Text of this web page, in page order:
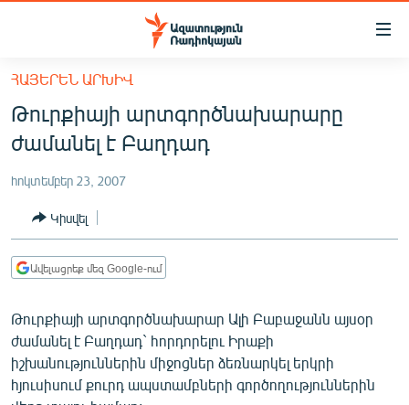
Մատչելիության
հիմնական
բովանդակությանը
Անցնել
հիմնական
մենյուին
ՀԱՅԱՍՏԱՆ
ՔԱՂԱՔԱԿԱՆ
ԸՆՏՐՈՒԹՅՈՒՆՆԵՐ 2026
ԻՐԱՎՈՒՆՔ
ՀԱՍԱՐԱԿՈՒԹՅՈՒՆ
ՂԱՐԱԲԱՂ
ՊԱՏԵՐԱԶՄԻ 6 ՇԱԲԱԹՆԵՐԸ
ՏԱՐԱԾԱՇՐՋԱՆ
ՀԱՅԵՐԵՆ ԱՐԽԻՎ
Թուրքիայի արտգործնախարարը
ժամանել է Բաղդադ
հոկտեմբեր 23, 2007
Կիսվել
Ավելացրեք մեզ Google-ում
Թուրքիայի արտգործնախարար Ալի Բաբաջանն այսօր
ժամանել է Բաղդադ` հորդորելու Իրաքի
իշխանություններին միջոցներ ձեռնարկել երկրի
հյուսիսում քուրդ ապստամբների գործողություններին